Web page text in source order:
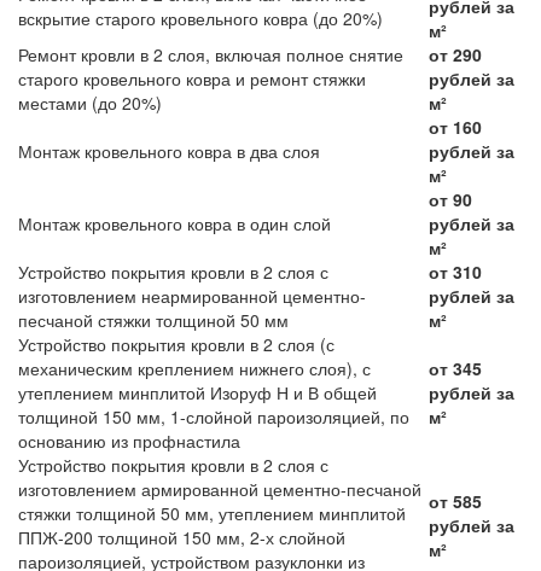
вскрытие старого кровельного ковра (до 20%)
рублей за
м²
Ремонт кровли в 2 слоя, включая полное снятие
старого кровельного ковра и ремонт стяжки
местами (до 20%)
от 290
рублей за
м²
Монтаж кровельного ковра в два слоя
от 160
рублей за
м²
Монтаж кровельного ковра в один слой
от 90
рублей за
м²
Устройство покрытия кровли в 2 слоя с
изготовлением неармированной цементно-
песчаной стяжки толщиной 50 мм
от 310
рублей за
м²
Устройство покрытия кровли в 2 слоя (с
механическим креплением нижнего слоя), с
утеплением минплитой Изоруф Н и В общей
толщиной 150 мм, 1-слойной пароизоляцией, по
основанию из профнастила
от 345
рублей за
м²
Устройство покрытия кровли в 2 слоя с
изготовлением армированной цементно-песчаной
стяжки толщиной 50 мм, утеплением минплитой
ППЖ-200 толщиной 150 мм, 2-х слойной
пароизоляцией, устройством разуклонки из
от 585
рублей за
м²